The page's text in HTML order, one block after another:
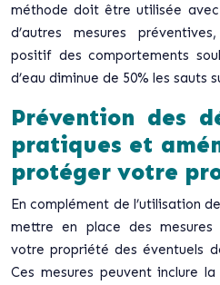
méthode doit être utilisée
d’autres mesures
positif des comportements
d’eau diminue de 50% les sauts
Prévention des
pratiques et
protéger votre
En complément de l’utilisation
mettre en place des
votre propriété des éventuels
Ces mesures peuvent inclure